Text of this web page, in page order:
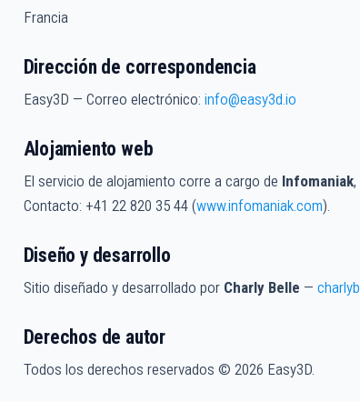
Francia
Dirección de correspondencia
Easy3D — Correo electrónico: info@easy3d.io
Alojamiento web
El servicio de alojamiento corre a cargo de Infomaniak,
Contacto: +41 22 820 35 44 (www.infomaniak.com).
Diseño y desarrollo
Sitio diseñado y desarrollado por Charly Belle —
Derechos de autor
Todos los derechos reservados © 2026 Easy3D.